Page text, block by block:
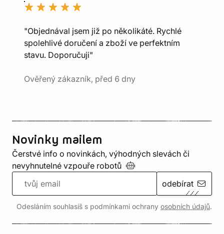
"Objednával jsem již po několikáté. Rychlé
spolehlivé doručení a zboží ve perfektním
stavu. Doporučuji"
Ověřený zákazník, před 6 dny
Novinky mailem
Čerstvé info o novinkách, výhodných slevách či
nevyhnutelné vzpouře robotů
odebírat
Odesláním souhlasíš s podmínkami ochrany osobních údajů.